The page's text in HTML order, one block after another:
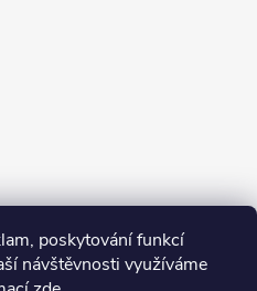
poskytování funkcí
návštěvnosti využíváme